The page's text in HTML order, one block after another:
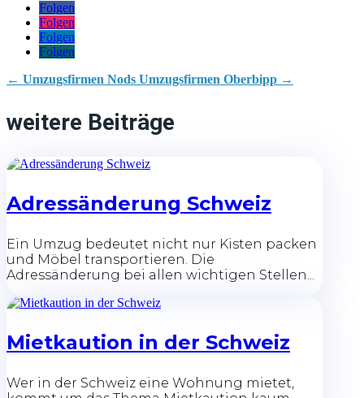
Folgen
Folgen
Folgen
Folgen
← Umzugsfirmen Nods Umzugsfirmen Oberbipp →
weitere Beiträge
Adressänderung Schweiz
Ein Umzug bedeutet nicht nur Kisten packen
und Möbel transportieren. Die
Adressänderung bei allen wichtigen Stellen...
Mietkaution in der Schweiz
Wer in der Schweiz eine Wohnung mietet,